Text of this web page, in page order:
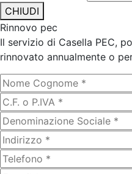
CHIUDI
Rinnovo pec
Il servizio di Casella PEC,
rinnovato annualmente o